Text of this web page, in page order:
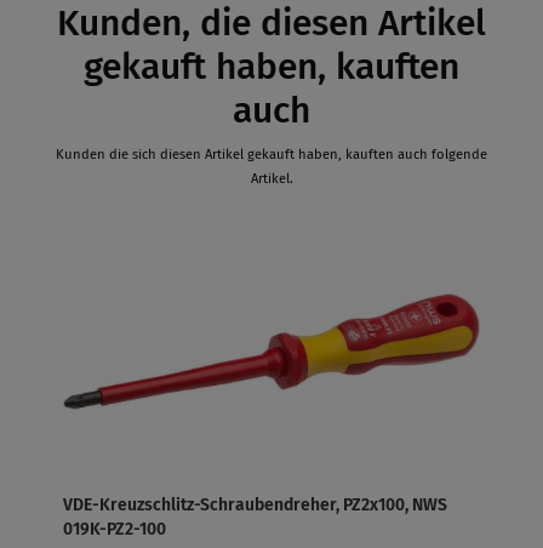
Kunden, die diesen Artikel
gekauft haben, kauften
auch
Kunden die sich diesen Artikel gekauft haben, kauften auch folgende
Artikel.
VDE-Kreuzschlitz-Schraubendreher, PZ2x100, NWS
019K-PZ2-100